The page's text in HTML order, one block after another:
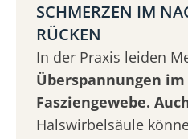
SCHMERZEN IM
RÜCKEN
In der Praxis leiden
Überspannungen
Fasziengewebe.
Halswirbelsäule